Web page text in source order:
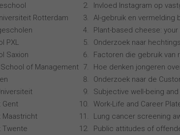
Rotterdam
PXL
Saxion
of Management
Gent
Maastricht
Twente
Invloed Instagram op
AI-gebruik en vermelding
Plant-based cheese:
Onderzoek naar
Factoren die gebruik van
Hoe denken jongeren
Onderzoek naar de
Subjective well-being
Work-Life and Career
Lung cancer screening
Public attitudes of